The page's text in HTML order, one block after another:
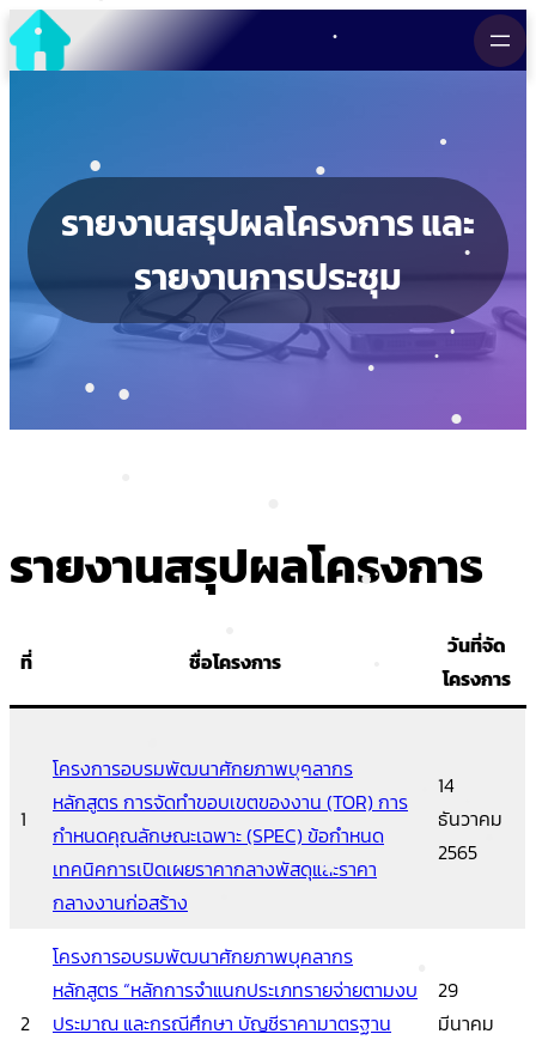
•
•
•
•
•
•
•
•
•
•
•
•
• •
•
•
Skip
to
content
รายงานสรุปผลโครงการ และ
รายงานการประชุม
รายงานสรุปผลโครงการ
ที่ ชื่อโครงการ
วันที่จัด
โครงการ
1
โครงการอบรมพัฒนาศักยภาพบุคลากร
หลักสูตร การจัดทำขอบเขตของงาน (TOR) การ
กำหนดคุณลักษณะเฉพาะ (SPEC) ข้อกำหนด
เทคนิคการเปิดเผยราคากลางพัสดุและราคา
กลางงานก่อสร้าง
14
ธันวาคม
2565
2
โครงการอบรมพัฒนาศักยภาพบุคลากร
หลักสูตร “หลักการจำแนกประเภทรายจ่ายตามงบ
ประมาณ และกรณีศึกษา บัญชีราคามาตรฐาน
29
มีนาคม